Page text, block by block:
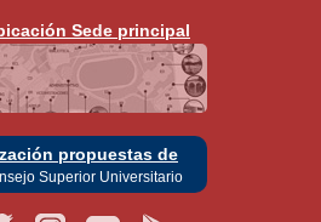
Sede principal
propuestas de
Superior Universitario